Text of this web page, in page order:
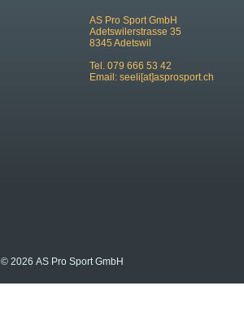
AS Pro Sport GmbH
Adetswilerstrasse 35
8345 Adetswil
Tel. 079 666 53 42
Email: seeli[at]asprosport.ch
© 2026 AS Pro Sport GmbH